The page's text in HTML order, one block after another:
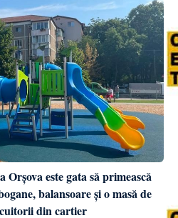
este gata să primească
balansoare și o masă de
din cartier